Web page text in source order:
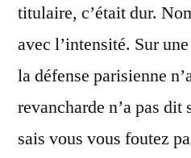
titulaire, c’était dur.
avec l’intensité. Sur
la défense parisienne
revancharde n’a pas dit
sais vous vous foutez